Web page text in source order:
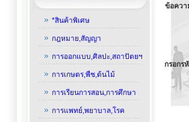
*สินค้าพิเศษ
กฎหมาย,สัญญา
การออกแบบ,ศิลปะ,สถาปัตยฯ
การเกษตร,พืช,ต้นไม้
การเรียนการสอน,การศึกษา
การแพทย์,พยาบาล,โรค
ข้อควา
กรอกร